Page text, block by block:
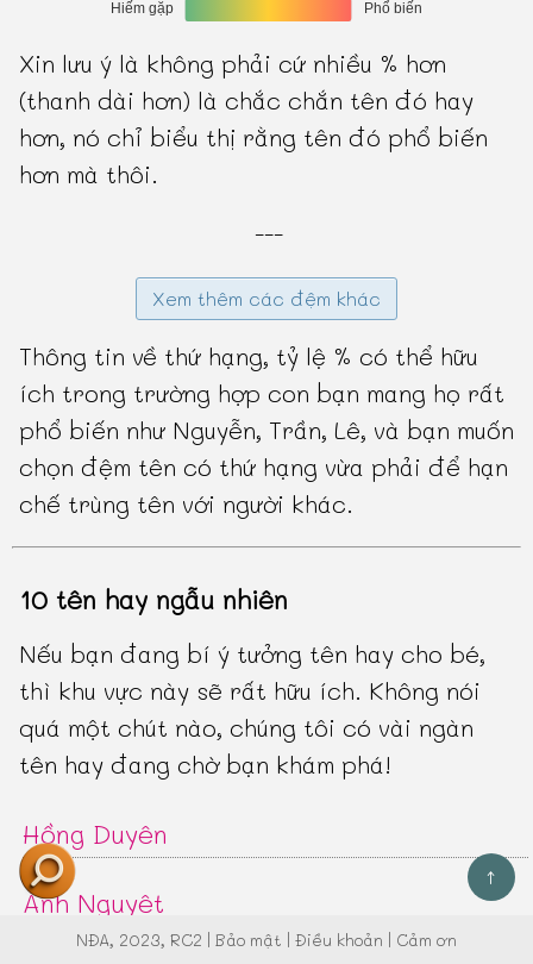
Xin lưu ý là không phải cứ nhiều % hơn
(thanh dài hơn) là chắc chắn tên đó hay
hơn, nó chỉ biểu thị rằng tên đó phổ biến
hơn mà thôi.
---
Xem thêm các đệm khác
Thông tin về thứ hạng, tỷ lệ % có thể hữu
ích trong trường hợp con bạn mang họ rất
phổ biến như Nguyễn, Trần, Lê, và bạn muốn
chọn đệm tên có thứ hạng vừa phải để hạn
chế trùng tên với người khác.
10 tên hay ngẫu nhiên
Nếu bạn đang bí ý tưởng tên hay cho bé,
thì khu vực này sẽ rất hữu ích. Không nói
quá một chút nào, chúng tôi có vài ngàn
tên hay đang chờ bạn khám phá!
Hồng Duyên
Ánh Nguyệt
↑
NĐA, 2023, RC2 | Bảo mật | Điều khoản | Cảm ơn